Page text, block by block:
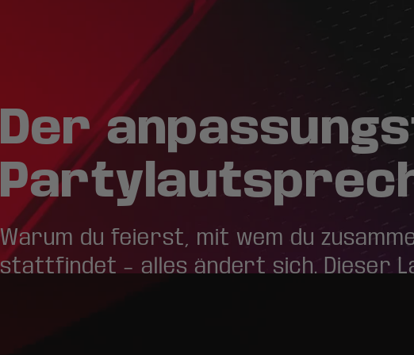
Der
Warum du feierst, mit wem du
stattfindet – alles ändert sich. Dieser